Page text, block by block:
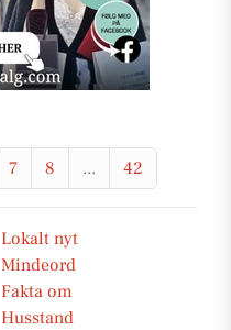
7 8 ... 42
Lokalt nyt
Mindeord
Fakta om
Husstand